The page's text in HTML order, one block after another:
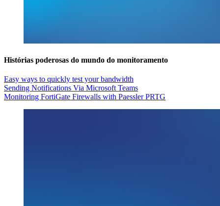
Histórias poderosas do mundo do monitoramento
Easy ways to quickly test your bandwidth
Sending Notifications Via Microsoft Teams
Monitoring FortiGate Firewalls with Paessler PRTG